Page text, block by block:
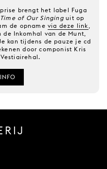
brengt het label Fuga
Time of Our Singinguit op
de opnamevia deze link,
Inkomhal van de Munt,
kan tijdens de pauze je cd
door componist Kris